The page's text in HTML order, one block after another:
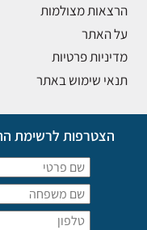
הרצאות מצולמות
על האתר
מדיניות פרטיות
תנאי שימוש באתר
הצטרפות לרשימת